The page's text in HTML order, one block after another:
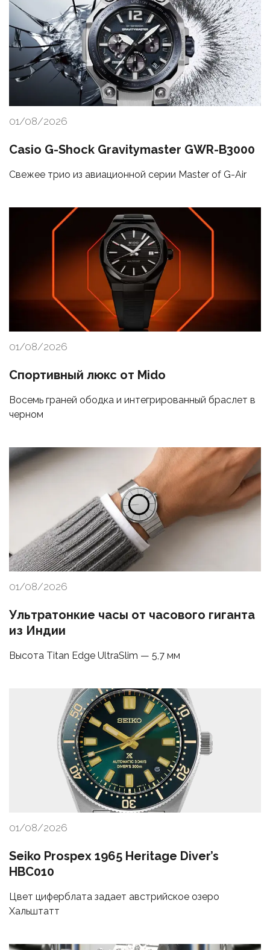
01/08/2026
Casio G-Shock Gravitymaster GWR-B3000
Свежее трио из авиационной серии Master of G-Air
01/08/2026
Спортивный люкс от Mido
Восемь граней ободка и интегрированный браслет в
черном
01/08/2026
Ультратонкие часы от часового гиганта
из Индии
Высота Titan Edge UltraSlim — 5,7 мм
01/08/2026
Seiko Prospex 1965 Heritage Diver’s
HBC010
Цвет циферблата задает австрийское озеро
Хальштатт